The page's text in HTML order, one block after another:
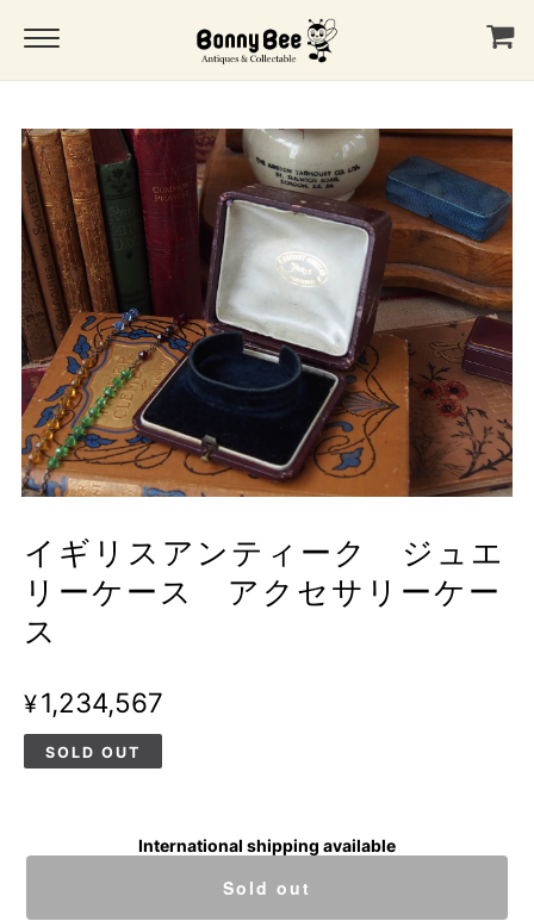
イギリスアンティーク ジュエ
リーケース アクセサリーケー
ス
¥1,234,567
SOLD OUT
International shipping available
Sold out